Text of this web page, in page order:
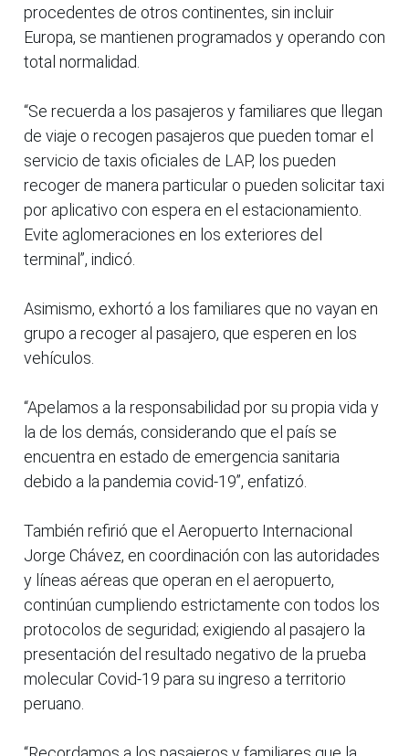
procedentes de otros continentes, sin incluir
Europa, se mantienen programados y operando con
total normalidad.
“Se recuerda a los pasajeros y familiares que llegan
de viaje o recogen pasajeros que pueden tomar el
servicio de taxis oficiales de LAP, los pueden
recoger de manera particular o pueden solicitar taxi
por aplicativo con espera en el estacionamiento.
Evite aglomeraciones en los exteriores del
terminal”, indicó.
Asimismo, exhortó a los familiares que no vayan en
grupo a recoger al pasajero, que esperen en los
vehículos.
“Apelamos a la responsabilidad por su propia vida y
la de los demás, considerando que el país se
encuentra en estado de emergencia sanitaria
debido a la pandemia covid-19”, enfatizó.
También refirió que el Aeropuerto Internacional
Jorge Chávez, en coordinación con las autoridades
y líneas aéreas que operan en el aeropuerto,
continúan cumpliendo estrictamente con todos los
protocolos de seguridad; exigiendo al pasajero la
presentación del resultado negativo de la prueba
molecular Covid-19 para su ingreso a territorio
peruano.